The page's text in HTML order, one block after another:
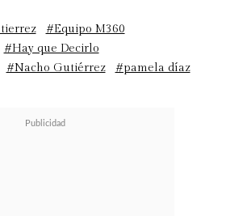
#Equipo M360
#Hay que Decirlo
#Nacho Gutiérrez
#pamela díaz